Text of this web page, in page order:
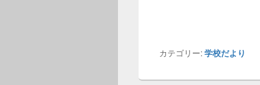
カテゴリー:学校だより